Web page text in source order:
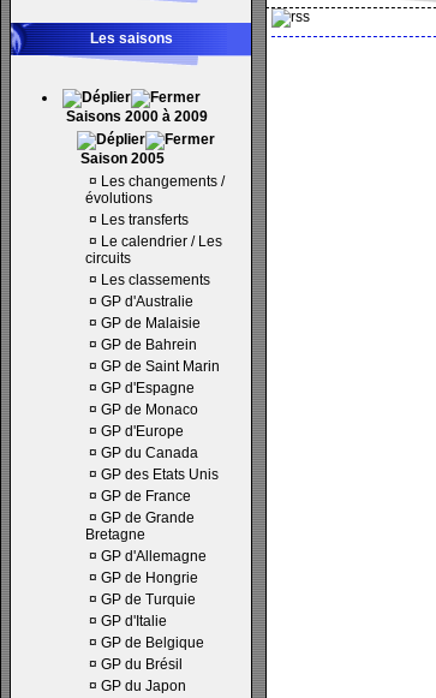
Les saisons
Saisons 2000 à 2009
Saison 2005
¤ Les changements /
évolutions
¤ Les transferts
¤ Le calendrier / Les
circuits
¤ Les classements
¤ GP d'Australie
¤ GP de Malaisie
¤ GP de Bahrein
¤ GP de Saint Marin
¤ GP d'Espagne
¤ GP de Monaco
¤ GP d'Europe
¤ GP du Canada
¤ GP des Etats Unis
¤ GP de France
¤ GP de Grande
Bretagne
¤ GP d'Allemagne
¤ GP de Hongrie
¤ GP de Turquie
¤ GP d'Italie
¤ GP de Belgique
¤ GP du Brésil
¤ GP du Japon